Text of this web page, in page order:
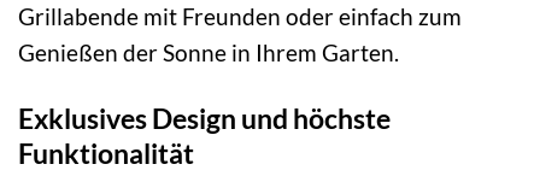
Grillabende mit Freunden oder einfach zum
Genießen der Sonne in Ihrem Garten.
Exklusives Design und höchste
Funktionalität